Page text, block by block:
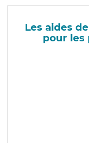
Les aides
pour les